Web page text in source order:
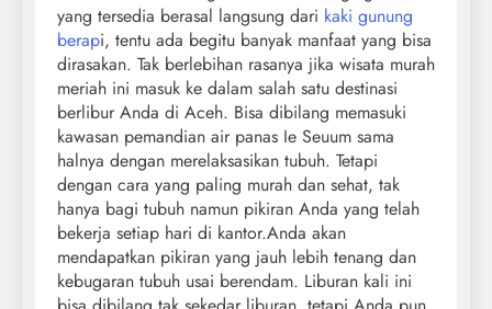
yang tersedia berasal langsung dari kaki gunung
berapi, tentu ada begitu banyak manfaat yang bisa
dirasakan. Tak berlebihan rasanya jika wisata murah
meriah ini masuk ke dalam salah satu destinasi
berlibur Anda di Aceh. Bisa dibilang memasuki
kawasan pemandian air panas Ie Seuum sama
halnya dengan merelaksasikan tubuh. Tetapi
dengan cara yang paling murah dan sehat, tak
hanya bagi tubuh namun pikiran Anda yang telah
bekerja setiap hari di kantor.Anda akan
mendapatkan pikiran yang jauh lebih tenang dan
kebugaran tubuh usai berendam. Liburan kali ini